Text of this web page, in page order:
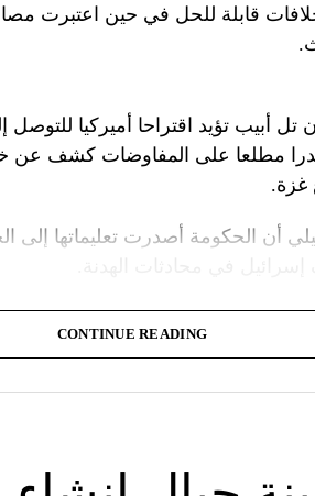
قابلة للحل في حين اعتبرت
تل أبيب تؤيد اقتراحا أميركيا
مطلعا على المفاوضات كشف عن
غزة.
أن الحكومة أصدرت تعليماتها إلى
إلى أن المؤسسة الأمنية تقدّر أن
الأمنية الإسرائيلية تصر على
على وقف الحرب بشكل تام.
وزير الخارجية الأميركي أنتوني
CONTINUE READING